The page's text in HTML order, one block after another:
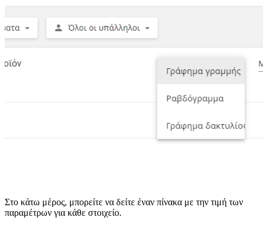
Στο κάτω μέρος, μπορείτε να δείτε έναν πίνακα με την τιμή των
παραμέτρων για κάθε στοιχείο.